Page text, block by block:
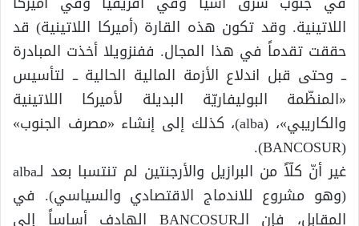
اللاتينية. وقد تكون هذه القارة (أميركا اللاتينية) قد
حققت تقدماً في هذا المجال. ففنزويلا أخذت المبادرة
ــ وحتى قبل اندلاع الأزمة المالية الحالية ــ لتأسيس
«المنظّمة البوليفاريّة البديلة لأميركا اللاتينية
والكاريبي»، (alba)، كذلك إلى إنشاء «مصرف الجنوب»
(BANCOSUR).
غير أنّ كلّاً من البرازيل والأرجنتين لم تنتسبا بعد لـalba
(وهو مشروع للاندماج الاقتصادي والسياسي). في
المقابل، فإن الـBANCOSUR الهادف أساساً إلى